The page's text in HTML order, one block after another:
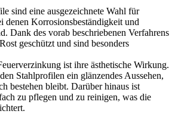
sind eine ausgezeichnete Wahl für
denen Korrosionsbeständigkeit und
Dank des vorab beschriebenen Verfahrens
geschützt und sind besonders
ist ihre ästhetische Wirkung.
Stahlprofilen ein glänzendes Aussehen,
bestehen bleibt. Darüber hinaus ist
zu pflegen und zu reinigen, was die